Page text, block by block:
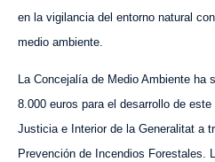
en la vigilancia del entorno natural
medio ambiente.
La Concejalía de Medio Ambiente ha
8.000 euros para el desarrollo de
Justicia e Interior de la Generalitat a
Prevención de Incendios Forestales.